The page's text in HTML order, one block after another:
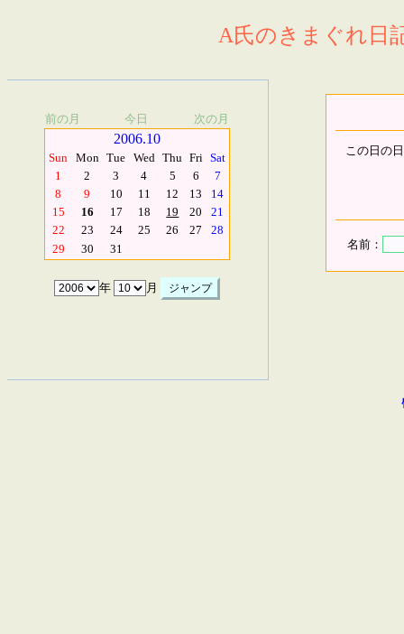
A氏のきまぐれ日
前の月 今日 次の月
2006.10
Sun Mon Tue Wed Thu Fri Sat
1
2 3 4 5 6
7
8
9 10 11 12 13
14
15
16 17 18 19 20
21
22
23 24 25 26 27
28
29
30 31
年 月
この日の
名前：